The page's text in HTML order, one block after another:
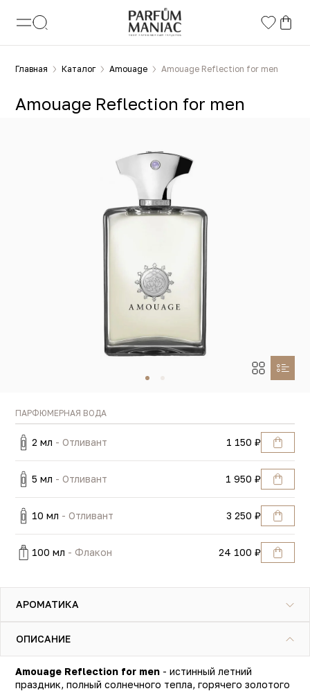
Главная Каталог Amouage Amouage Reflection for men
Amouage Reflection for men
ПАРФЮМЕРНАЯ ВОДА
2 мл - Отливант 1 150 ₽
5 мл - Отливант 1 950 ₽
10 мл - Отливант 3 250 ₽
100 мл - Флакон 24 100 ₽
АРОМАТИКА
ОПИСАНИЕ
Amouage Reflection for men - истинный летний
праздник, полный солнечного тепла, горячего золотого